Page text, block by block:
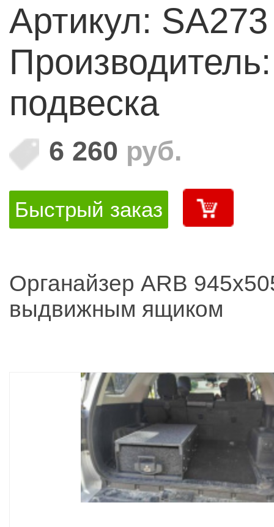
Артикул: SA273
подвеска
6 260 руб.
Быстрый заказ
Органайзер ARB
выдвижным ящиком